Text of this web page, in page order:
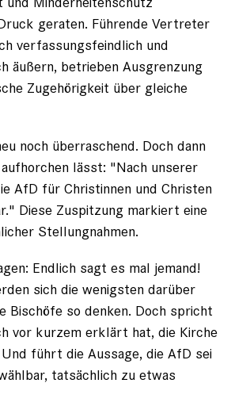
geraten. Führende Vertreter
verfassungsfeindlich und
äußern, betrieben Ausgrenzung
Zugehörigkeit über gleiche
noch überraschend. Doch dann
lässt: "Nach unserer
AfD für Christinnen und Christen
Diese Zuspitzung markiert eine
Stellungnahmen.
Endlich sagt es mal jemand!
sich die wenigsten darüber
Bischöfe so denken. Doch spricht
vor kurzem erklärt hat, die Kirche
Und führt die Aussage, die AfD sei
tatsächlich zu etwas